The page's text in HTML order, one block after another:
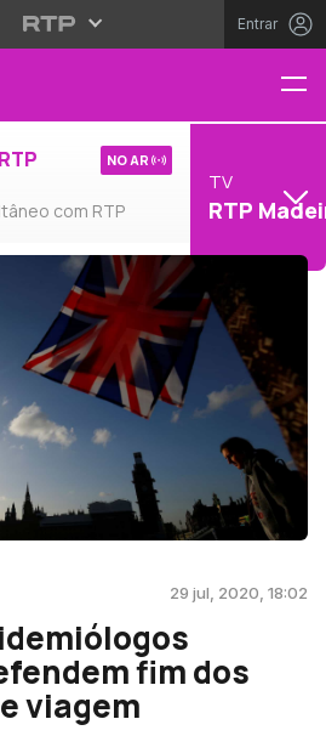
Entrar
com RTP
NO AR
TV
RTP
29 jul, 2020, 18:02
fim dos
viagem